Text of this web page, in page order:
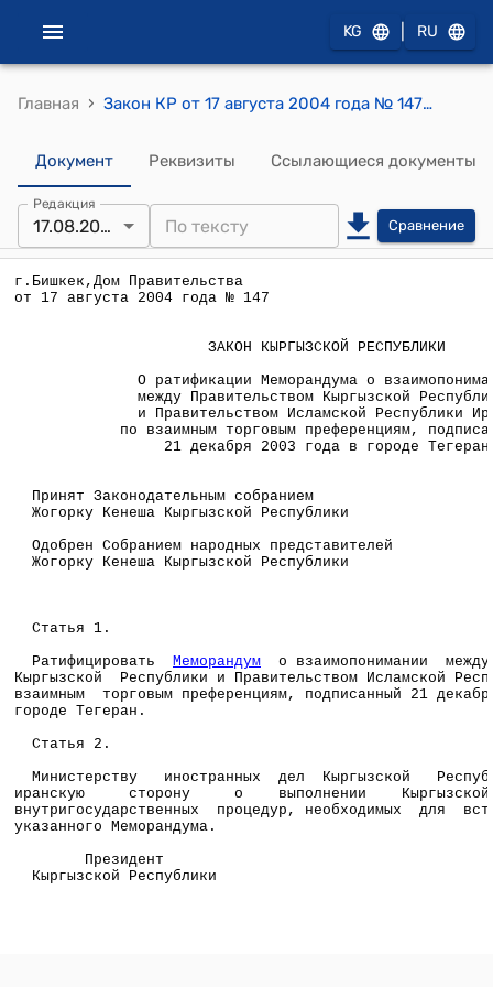
KG RU
Главная › Закон КР от 17 августа 2004 года № 147 "О ратификации Меморандума о взаимопонимании между Правительством Кыргызской Республики и Правительством Исламской Республики Иран по взаимным торговым преференциям, подписанного 21 декабря 2003 года в городе Тегеран"
Документ Реквизиты Ссылающиеся документы
Редакция
17.08.2004 Сравнение